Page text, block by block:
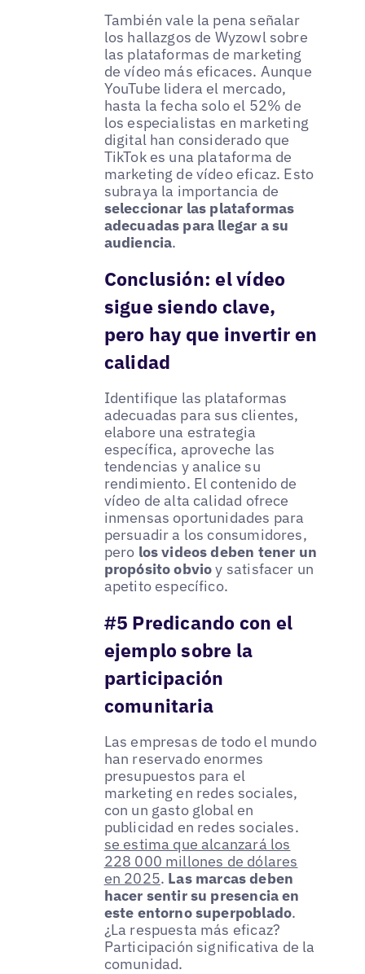
También vale la pena señalar
los hallazgos de Wyzowl sobre
las plataformas de marketing
de vídeo más eficaces. Aunque
YouTube lidera el mercado,
hasta la fecha solo el 52% de
los especialistas en marketing
digital han considerado que
TikTok es una plataforma de
marketing de vídeo eficaz. Esto
subraya la importancia de
seleccionar las plataformas
adecuadas para llegar a su
audiencia.
Conclusión: el vídeo
sigue siendo clave,
pero hay que invertir en
calidad
Identifique las plataformas
adecuadas para sus clientes,
elabore una estrategia
específica, aproveche las
tendencias y analice su
rendimiento. El contenido de
vídeo de alta calidad ofrece
inmensas oportunidades para
persuadir a los consumidores,
pero los videos deben tener un
propósito obvioy satisfacer un
apetito específico.
#5 Predicando con el
ejemplo sobre la
participación
comunitaria
Las empresas de todo el mundo
han reservado enormes
presupuestos para el
marketing en redes sociales,
con un gasto global en
publicidad en redes sociales.
se estima que alcanzará los
228 000 millones de dólares
en 2025. Las marcas deben
hacer sentir su presencia en
este entorno superpoblado.
¿La respuesta más eficaz?
Participación significativa de la
comunidad.